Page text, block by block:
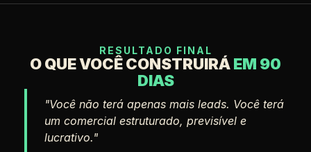
RESULTADO FINAL
O QUE VOCÊ CONSTRUIRÁEM 90
DIAS
"Você não terá apenas mais leads. Você terá
um comercial estruturado, previsível e
lucrativo."